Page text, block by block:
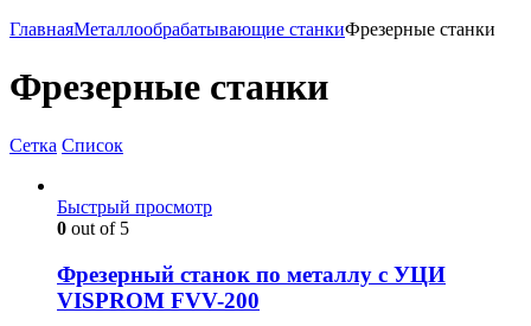
ГлавнаяМеталлообрабатывающие станкиФрезерные станки
Фрезерные станки
Сетка Список
Быстрый просмотр
0 out of 5
Фрезерный станок по металлу с УЦИ
VISPROM FVV-200